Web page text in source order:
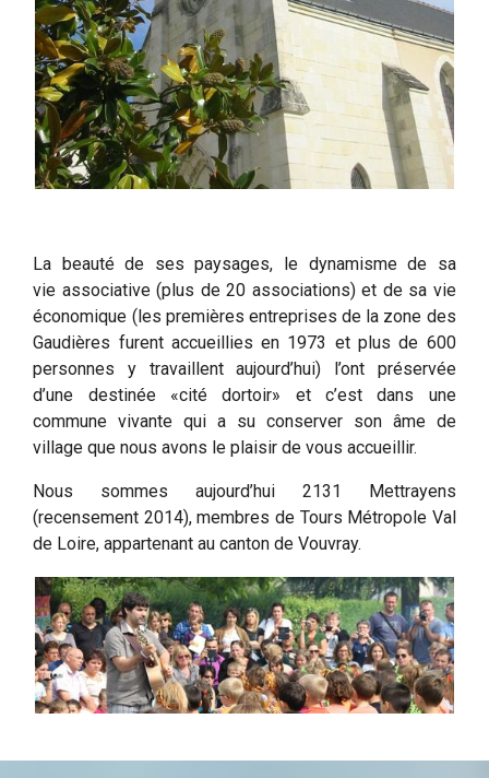
La beauté de ses paysages, le dynamisme de sa
vie associative (plus de 20 associations) et de sa vie
économique (les premières entreprises de la zone des
Gaudières furent accueillies en 1973 et plus de 600
personnes y travaillent aujourd’hui) l’ont préservée
d’une destinée «cité dortoir» et c’est dans une
commune vivante qui a su conserver son âme de
village que nous avons le plaisir de vous accueillir.
Nous sommes aujourd’hui 2131 Mettrayens
(recensement 2014), membres de Tours Métropole Val
de Loire, appartenant au canton de Vouvray.